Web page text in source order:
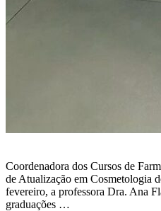
Coordenadora dos Cursos de
de Atualização em Cosmetologia
fevereiro, a professora Dra. Ana
graduações …